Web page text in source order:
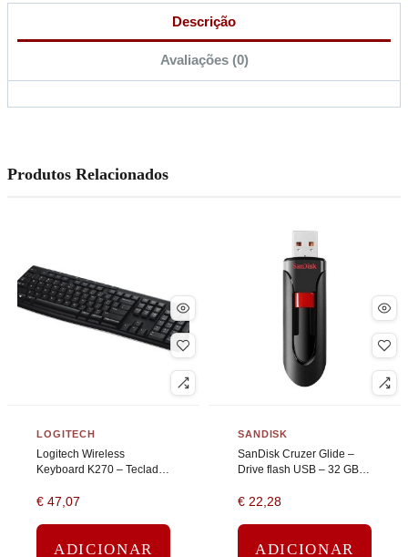
Descrição
Avaliações (0)
Produtos Relacionados
LOGITECH
Logitech Wireless
Keyboard K270 – Teclado
EUA/Europa
€ 47,07
ADICIONAR
SANDISK
SanDisk Cruzer Glide –
Drive flash USB – 32 GB –
€ 22,28
ADICIONAR